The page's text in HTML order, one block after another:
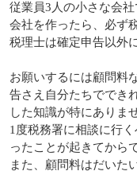
従業員3人の小さな会社
会社を作ったら、必ず
税理士は確定申告以外
お願いするには顧問料
告さえ自分たちででき
した知識が特にありま
1度税務署に相談に行
ったことが起きてから
また、顧問料はだいた